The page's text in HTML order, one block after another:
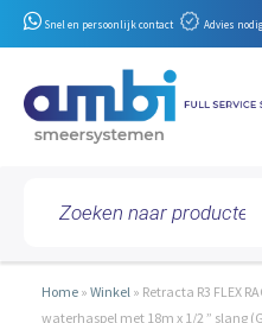
Snel en persoonlijk contact Advies
zoeken
Home » Winkel » Retracta R3 FLEX
waterhaspel met 18m x 1/2 ” slang